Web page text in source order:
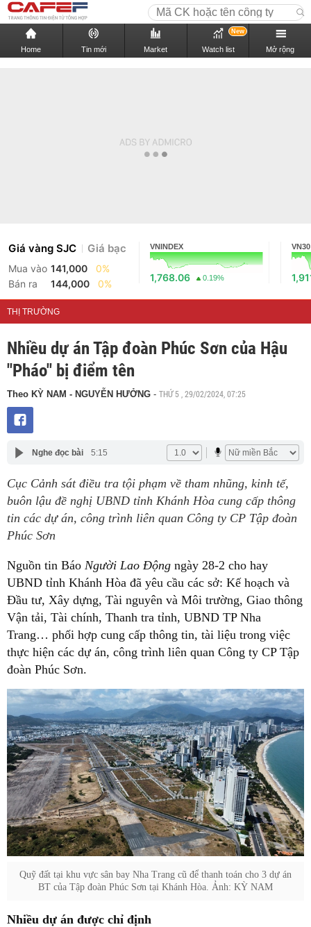
Home Tin mới Market Watch list
New
Mở rộng
Giá vàng SJC Giá bạc
Mua vào 141,000
0%
Bán ra
144,000 0%
VNINDEX
1,768.06 0.19%
VN30
THỊ TRƯỜNG
Nhiều dự án Tập đoàn Phúc Sơn của Hậu
"Pháo" bị điểm tên
Theo KỲ NAM - NGUYỄN HƯỞNG - THỨ 5 , 29/02/2024, 07:25
Nghe đọc bài 5:15
Cục Cảnh sát điều tra tội phạm về tham nhũng, kinh tế,
buôn lậu đề nghị UBND tỉnh Khánh Hòa cung cấp thông
tin các dự án, công trình liên quan Công ty CP Tập đoàn
Phúc Sơn
Nguồn tin Báo Người Lao Động ngày 28-2 cho hay
UBND tỉnh Khánh Hòa đã yêu cầu các sở: Kế hoạch và
Đầu tư, Xây dựng, Tài nguyên và Môi trường, Giao thông
Vận tải, Tài chính, Thanh tra tỉnh, UBND TP Nha
Trang… phối hợp cung cấp thông tin, tài liệu trong việc
thực hiện các dự án, công trình liên quan Công ty CP Tập
đoàn Phúc Sơn.
Quỹ đất tại khu vực sân bay Nha Trang cũ để thanh toán cho 3 dự án
BT của Tập đoàn Phúc Sơn tại Khánh Hòa. Ảnh: KỲ NAM
Nhiều dự án được chỉ định